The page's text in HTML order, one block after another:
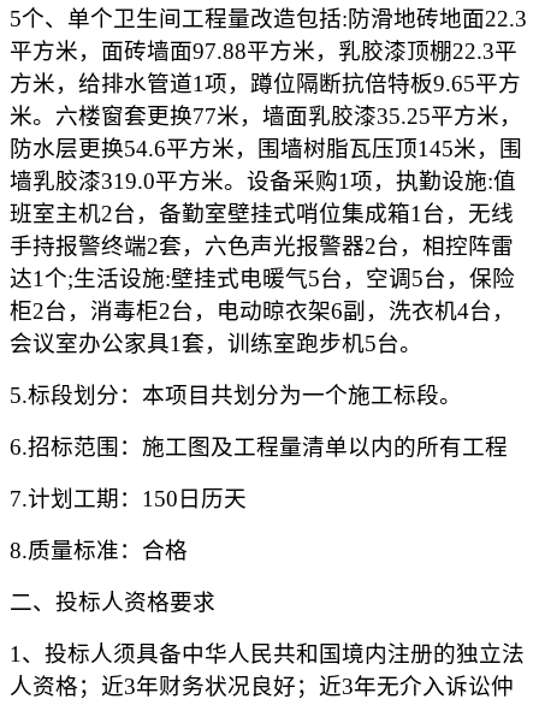
5个、单个卫生间工程量改造包括:防滑地砖地面22.3
平方米，面砖墙面97.88平方米，乳胶漆顶棚22.3平
方米，给排水管道1项，蹲位隔断抗倍特板9.65平方
米。六楼窗套更换77米，墙面乳胶漆35.25平方米，
防水层更换54.6平方米，围墙树脂瓦压顶145米，围
墙乳胶漆319.0平方米。设备采购1项，执勤设施:值
班室主机2台，备勤室壁挂式哨位集成箱1台，无线
手持报警终端2套，六色声光报警器2台，相控阵雷
达1个;生活设施:壁挂式电暖气5台，空调5台，保险
柜2台，消毒柜2台，电动晾衣架6副，洗衣机4台，
会议室办公家具1套，训练室跑步机5台。
5.标段划分：本项目共划分为一个施工标段。
6.招标范围：施工图及工程量清单以内的所有工程
7.计划工期： 150 日历天
8.质量标准：合格
二、投标人资格要求
1、投标人须具备中华人民共和国境内注册的独立法
人资格；近3年财务状况良好；近3年无介入诉讼仲